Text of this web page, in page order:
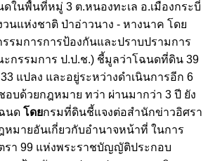
ในพื้นที่หมู่ 3 ต.หนองทะเล อ.เมืองกระบี่
นแห่งชาติ ป่าอ่าวนาง - หางนาค โดย
รมการการป้องกันและปราบปรามการ
กรรมการ ป.ป.ช.) ชี้มูลว่าโฉนดที่ดิน 39
แปลง และอยู่ระหว่างดำเนินการอีก 6
อบด้วยกฎหมาย ทว่า ผ่านมากว่า 3 ปี ยัง
นด โดยกรมที่ดินชี้แจงต่อสำนักข่าวอิศรา
มายอันเกี่ยวกับอำนาจหน้าที่ ในการ
รา 99 แห่งพระราชบัญญัติประกอบ